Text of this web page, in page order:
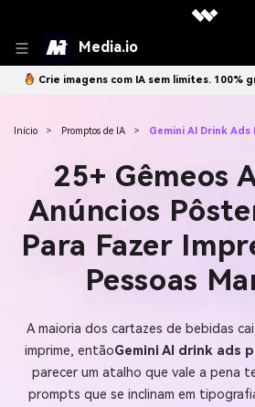
Media.io
Crie imagens com IA sem limites. 100%
Início > Promptos de IA > Gemini AI Drink
25+ Gêmeos
Anúncios
Para Fazer
Pessoas
A maioria dos cartazes de bebidas
imprime, entãoGemini AI drink ads
parecer um atalho que vale a pena
prompts que se inclinam em